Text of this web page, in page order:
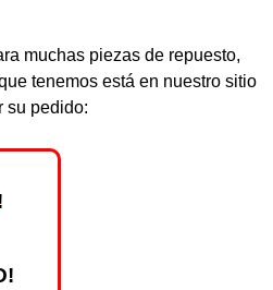
muchas piezas de repuesto,
tenemos está en nuestro sitio
su pedido: